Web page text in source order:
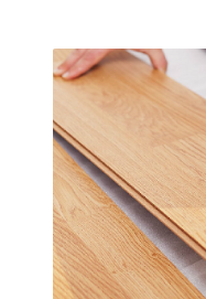
podłoga
Podłoga
podłoga drewniana
podłoga podniesiona
Podłogi drewniane
płytki
płytki
płytki szkliwione